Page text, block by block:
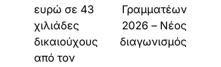
ευρώ σε 43
χιλιάδες
δικαιούχους
από τον
Γραμματέων
2026 – Νέος
διαγωνισμός